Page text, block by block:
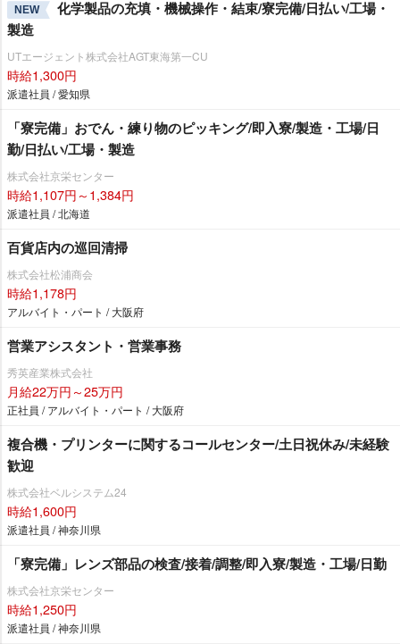
NEW
化学製品の充填・機械操作・結束/寮完備/日払い/工場・
製造
UTエージェント株式会社AGT東海第一CU
時給1,300円
派遣社員 / 愛知県
「寮完備」おでん・練り物のピッキング/即入寮/製造・工場/日
勤/日払い/工場・製造
株式会社京栄センター
時給1,107円～1,384円
派遣社員 / 北海道
百貨店内の巡回清掃
株式会社松浦商会
時給1,178円
アルバイト・パート / 大阪府
営業アシスタント・営業事務
秀英産業株式会社
月給22万円～25万円
正社員 / アルバイト・パート / 大阪府
複合機・プリンターに関するコールセンター/土日祝休み/未経験
歓迎
株式会社ベルシステム24
時給1,600円
派遣社員 / 神奈川県
「寮完備」レンズ部品の検査/接着/調整/即入寮/製造・工場/日勤
株式会社京栄センター
時給1,250円
派遣社員 / 神奈川県